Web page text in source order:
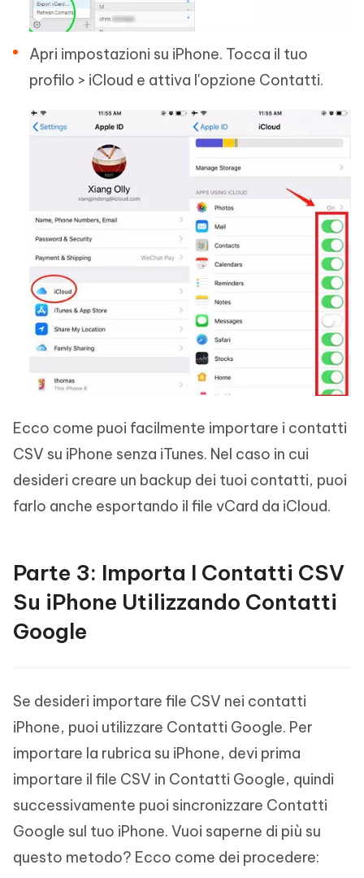
Apri impostazioni su iPhone. Tocca il tuo
profilo > iCloud e attiva l'opzione Contatti.
Ecco come puoi facilmente importare i contatti
CSV su iPhone senza iTunes. Nel caso in cui
desideri creare un backup dei tuoi contatti, puoi
farlo anche esportando il file vCard da iCloud.
Parte 3: Importa I Contatti CSV
Su iPhone Utilizzando Contatti
Google
Se desideri importare file CSV nei contatti
iPhone, puoi utilizzare Contatti Google. Per
importare la rubrica su iPhone, devi prima
importare il file CSV in Contatti Google, quindi
successivamente puoi sincronizzare Contatti
Google sul tuo iPhone. Vuoi saperne di più su
questo metodo? Ecco come dei procedere: